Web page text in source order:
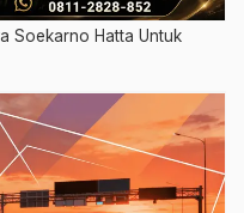
Soekarno Hatta Untuk